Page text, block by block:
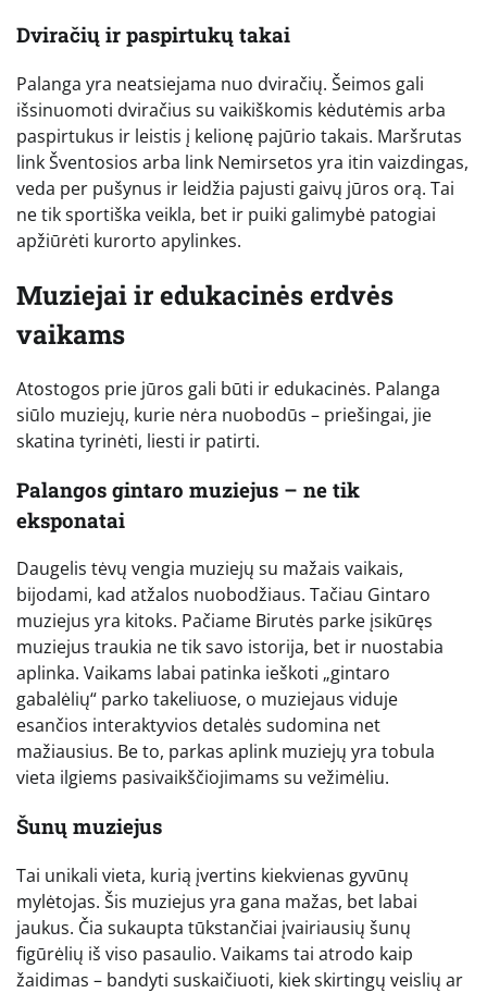
Dviračių ir paspirtukų takai
Palanga yra neatsiejama nuo dviračių. Šeimos gali
išsinuomoti dviračius su vaikiškomis kėdutėmis arba
paspirtukus ir leistis į kelionę pajūrio takais. Maršrutas
link Šventosios arba link Nemirsetos yra itin vaizdingas,
veda per pušynus ir leidžia pajusti gaivų jūros orą. Tai
ne tik sportiška veikla, bet ir puiki galimybė patogiai
apžiūrėti kurorto apylinkes.
Muziejai ir edukacinės erdvės
vaikams
Atostogos prie jūros gali būti ir edukacinės. Palanga
siūlo muziejų, kurie nėra nuobodūs – priešingai, jie
skatina tyrinėti, liesti ir patirti.
Palangos gintaro muziejus – ne tik
eksponatai
Daugelis tėvų vengia muziejų su mažais vaikais,
bijodami, kad atžalos nuobodžiaus. Tačiau Gintaro
muziejus yra kitoks. Pačiame Birutės parke įsikūręs
muziejus traukia ne tik savo istorija, bet ir nuostabia
aplinka. Vaikams labai patinka ieškoti „gintaro
gabalėlių“ parko takeliuose, o muziejaus viduje
esančios interaktyvios detalės sudomina net
mažiausius. Be to, parkas aplink muziejų yra tobula
vieta ilgiems pasivaikščiojimams su vežimėliu.
Šunų muziejus
Tai unikali vieta, kurią įvertins kiekvienas gyvūnų
mylėtojas. Šis muziejus yra gana mažas, bet labai
jaukus. Čia sukaupta tūkstančiai įvairiausių šunų
figūrėlių iš viso pasaulio. Vaikams tai atrodo kaip
žaidimas – bandyti suskaičiuoti, kiek skirtingų veislių ar